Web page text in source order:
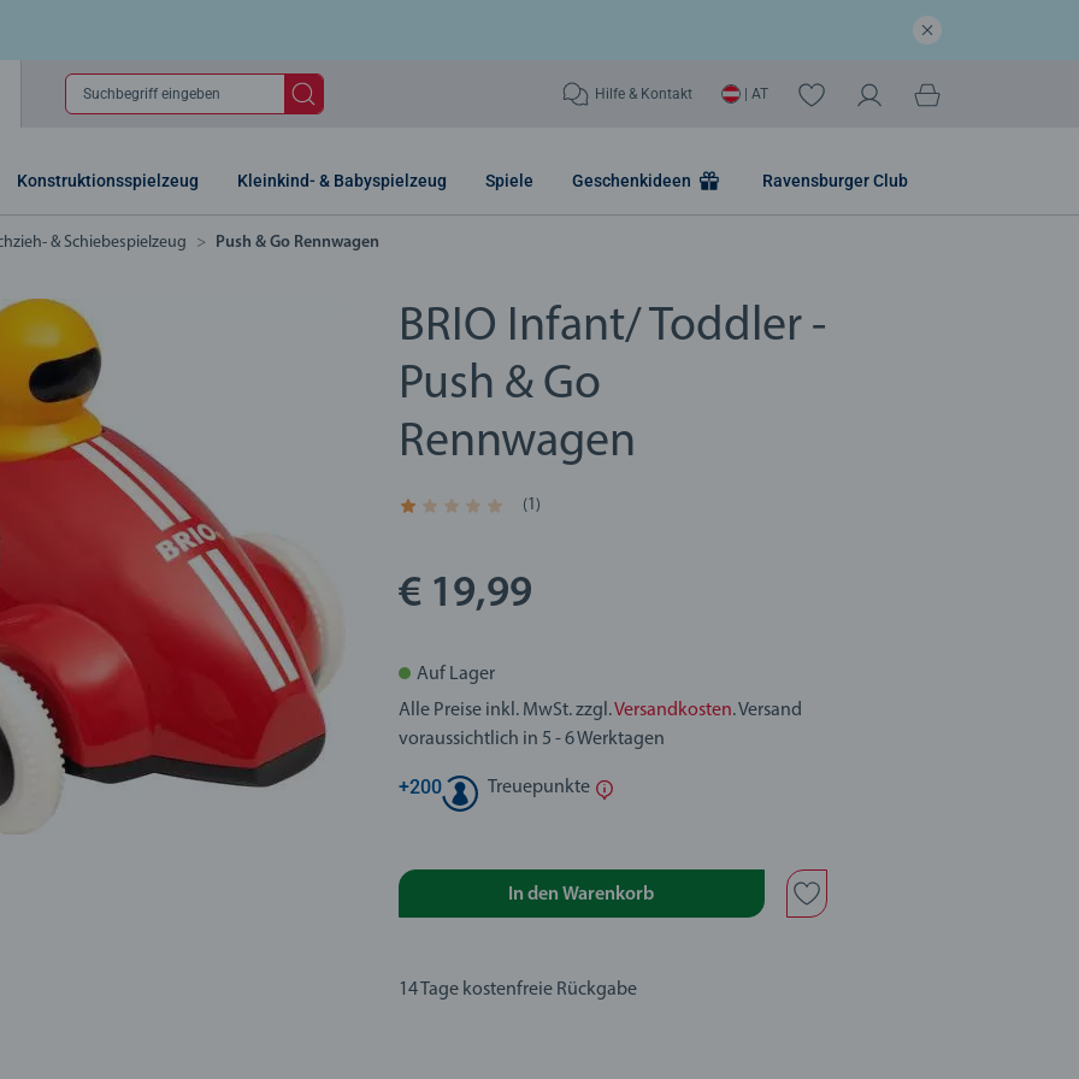
Suchbegriff eingeben Hilfe & Kontakt | AT
Konstruktionsspielzeug Kleinkind- & Babyspielzeug Spiele Geschenkideen Ravensburger Club
& Schiebespielzeug Push & Go Rennwagen
BRIO Infant/ Toddler -
Push & Go
Rennwagen
Durchschnittliche Bewertung 1,0 von 5 Sternen.
(1)
€ 19,99
Auf Lager
Alle Preise inkl. MwSt. zzgl.Versandkosten. Versand
voraussichtlich in 5 - 6 Werktagen
+200 Treuepunkte
In den Warenkorb
14 Tage kostenfreie Rückgabe